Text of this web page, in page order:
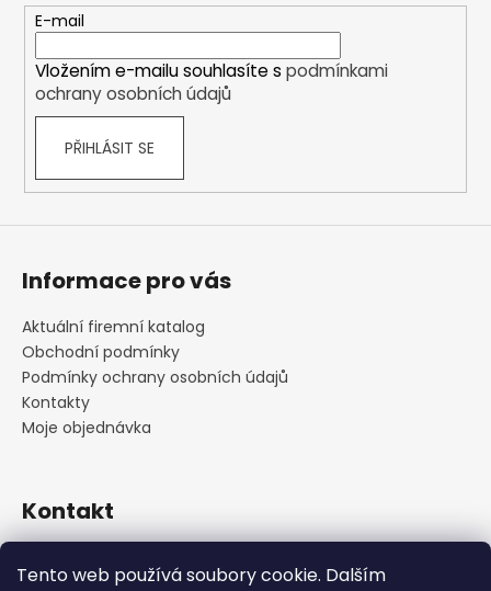
Tento web používá soubory cookie. Dalším
E-mail
Vložením e-mailu souhlasíte s podmínkami
ochrany osobních údajů
PŘIHLÁSIT SE
Informace pro vás
Aktuální firemní katalog
Obchodní podmínky
Podmínky ochrany osobních údajů
Kontakty
Moje objednávka
Kontakt
+420 222 316 990